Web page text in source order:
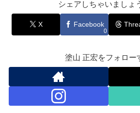
シェアしちゃいましょ
X Facebook
0
塗山 正宏をフォロー